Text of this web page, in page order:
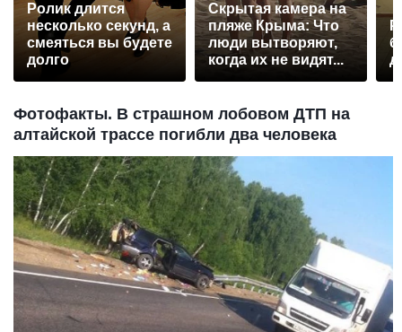
Ролик длится
несколько секунд, а
смеяться вы будете
долго
Скрытая камера на
пляже Крыма: Что
люди вытворяют,
когда их не видят...
Фотофакты. В страшном лобовом ДТП на
алтайской трассе погибли два человека